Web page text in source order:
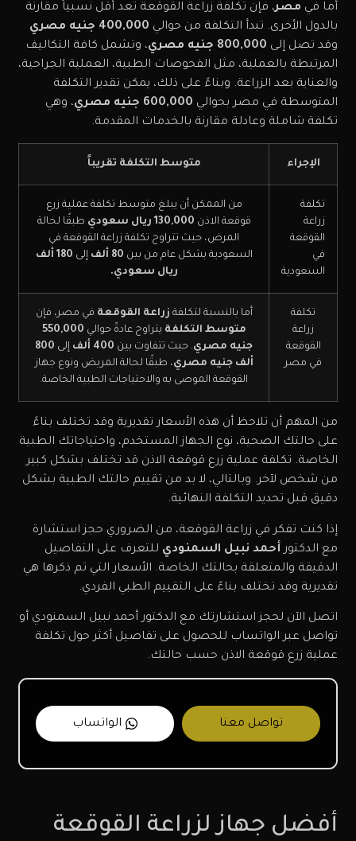
أما في مصر، فإن تكلفة زراعة القوقعة تعد أقل نسبياً مقارنة
بالدول الأخرى. تبدأ التكلفة من حوالي 400,000 جنيه مصري
وقد تصل إلى 800,000 جنيه مصري
، وتشمل كافة التكاليف
المرتبطة بالعملية، مثل الفحوصات الطبية، العملية الجراحية،
والعناية بعد الزراعة. وبناءً على ذلك، يمكن تقدير التكلفة
المتوسطة في مصر بحوالي 600,000 جنيه مصري
، وهي
تكلفة شاملة وعادلة مقارنة بالخدمات المقدمة.
الإجراء متوسط التكلفة تقريباً
تكلفة
زراعة
القوقعة
في
السعودية
من الممكن أن يبلغ متوسط تكلفة عملية زرع
قوقعة الاذن 130,000 ريال سعودي
طبقًا لحالة
المرض، حيث تتراوح تكلفة زراعة القوقعة في
السعودية بشكل عام من بين 80 ألف إلى
180 ألف
ريال سعودي.
تكلفة
زراعة
القوقعة
في مصر
أما بالنسبة لتكلفة زراعة القوقعة في مصر، فإن
متوسط التكلفة يتراوح عادةً حوالي 550,000
جنيه مصري. حيث تتفاوت بين 400 ألف إلى 800
ألف جنيه مصري، طبقًا لحالة المريض ونوع جهاز
القوقعة الموصى به والاحتياجات الطبية الخاصة.
من المهم أن تلاحظ أن هذه الأسعار تقديرية وقد تختلف بناءً
على حالتك الصحية، نوع الجهاز المستخدم، واحتياجاتك الطبية
الخاصة. تكلفة عملية زرع قوقعة الاذن قد تختلف بشكل كبير
من شخص لآخر. وبالتالي، لا بد من تقييم حالتك الطبية بشكل
دقيق قبل تحديد التكلفة النهائية.
إذا كنت تفكر في زراعة القوقعة، من الضروري حجز استشارة
مع الدكتور أحمد نبيل السمنودي للتعرف على التفاصيل
الدقيقة والمتعلقة بحالتك الخاصة. الأسعار التي تم ذكرها هي
تقديرية وقد تختلف بناءً على التقييم الطبي الفردي.
اتصل الآن لحجز استشارتك مع الدكتور أحمد نبيل السمنودي أو
تواصل عبر الواتساب للحصول على تفاصيل أكثر حول تكلفة
عملية زرع قوقعة الاذن حسب حالتك.
تواصل معنا الواتساب
أفضل جهاز لزراعة القوقعة